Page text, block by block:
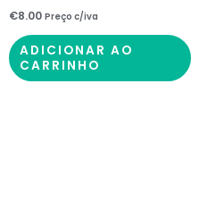
€8.00 Preço c/iva
ADICIONAR AO
CARRINHO